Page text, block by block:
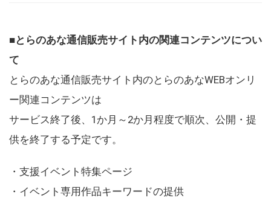
■とらのあな通信販売サイト内の関連コンテンツについ
て
とらのあな通信販売サイト内のとらのあなWEBオンリ
ー関連コンテンツは
サービス終了後、1か月～2か月程度で順次、公開・提
供を終了する予定です。
・支援イベント特集ページ
・イベント専用作品キーワードの提供